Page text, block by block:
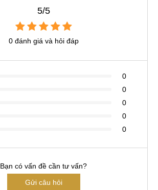
5/5
0 đánh giá và hỏi đáp
0
0
0
0
0
Bạn có vấn đề cần tư vấn?
Gửi câu hỏi